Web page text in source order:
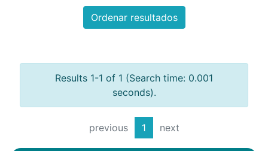
Ordenar resultados
Results 1-1 of 1 (Search time: 0.001
seconds).
previous 1 next